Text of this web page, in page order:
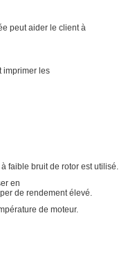
peut aider le client à
imprimer les
faible bruit de rotor est utilisé.
en
de rendement élevé.
de moteur.